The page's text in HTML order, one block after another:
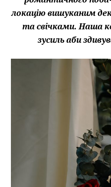
локацію вишуканим
та свічками. Наша
зусиль аби